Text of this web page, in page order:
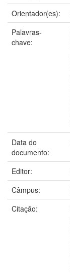
Orientador(es):
Palavras-
chave:
Data do
documento:
Editor:
Câmpus:
Citação: